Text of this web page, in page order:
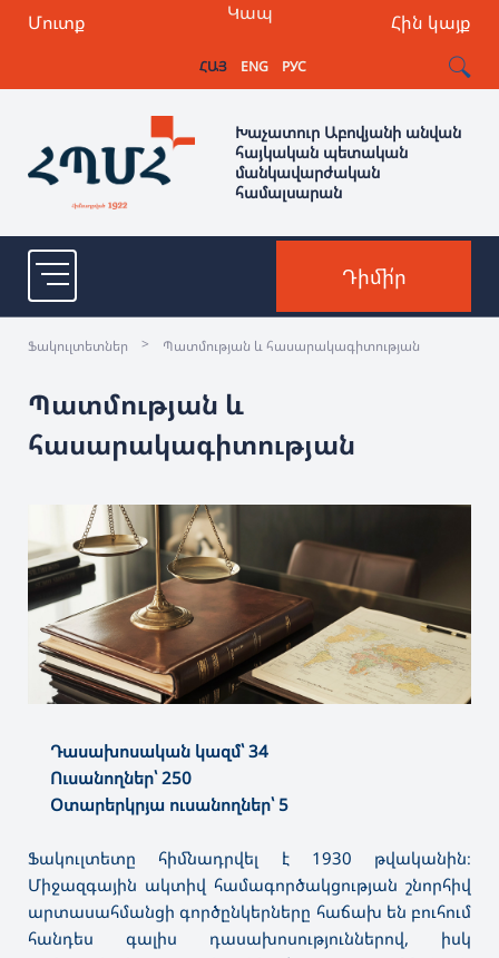
Մուտք Հին կայք
Կապ
ՀԱՅ ENG РУС
Խաչատուր Աբովյանի անվան
հայկական պետական
մանկավարժական
համալսարան
Դիմի՛ր
Ֆակուլտետներ > Պատմության և հասարակագիտության
Պատմության և
հասարակագիտության
Դասախոսական կազմ՝ 34
Ուսանողներ՝ 250
Օտարերկրյա ուսանողներ՝ 5
Ֆակուլտետը հիմնադրվել է 1930 թվականին։
Միջազգային ակտիվ համագործակցության շնորհիվ
արտասահմանցի գործընկերները հաճախ են բուհում
հանդես գալիս դասախոսություններով, իսկ